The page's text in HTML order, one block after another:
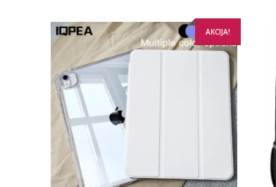
AKCIJA!